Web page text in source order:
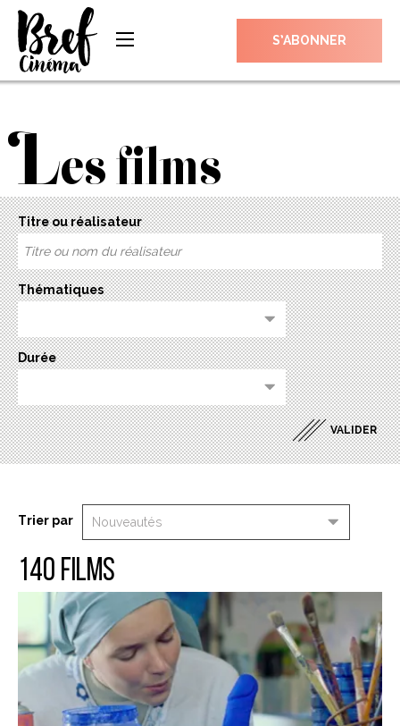
S’ABONNER
L es films
Titre ou réalisateur
Thématiques
Durée
Trier par
140 films